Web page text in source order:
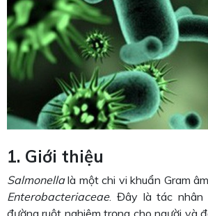
1. Giới thiệu
Salmonellalà một chi vi khuẩn Gram
Enterobacteriaceae. Đây là tác nhân
đường ruột nghiêm trọng cho người và